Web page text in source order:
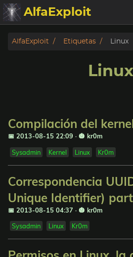
AlfaExploit
Categorias
Badguys
Donar
AlfaExploit Etiquetas Linux
Linux
Compilación del
📅 2013-08-15 22:09 · 🎃 kr0m
Sysadmin Kernel Linux Kr0m
Correspondencia
Unique Identifier)
📅 2013-08-15 04:37 · 🎃 kr0m
Sysadmin Linux Kr0m